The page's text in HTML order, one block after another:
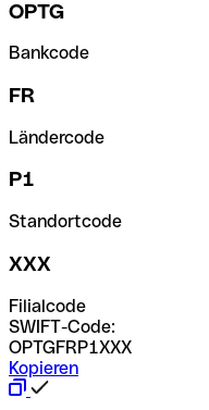
OPTG
Bankcode
FR
Ländercode
P1
Standortcode
XXX
Filialcode
SWIFT-Code:
OPTGFRP1XXX
Kopieren